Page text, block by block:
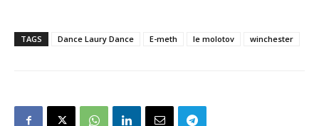
TAGS Dance Laury Dance E-meth le molotov winchester